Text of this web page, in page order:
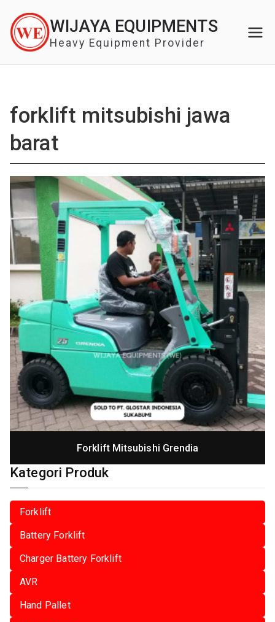
content
WIJAYA EQUIPMENTS
Heavy Equipment Provider
forklift mitsubishi jawa
barat
Forklift Mitsubishi Grendia
Kategori Produk
Forklift
Battery Forklift
Charger Battery Forklift
AVR
Hand Pallet